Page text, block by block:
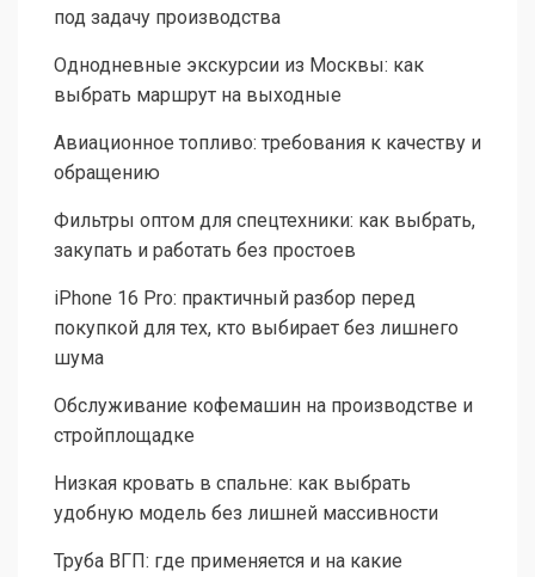
под задачу производства
Однодневные экскурсии из Москвы: как
выбрать маршрут на выходные
Авиационное топливо: требования к качеству и
обращению
Фильтры оптом для спецтехники: как выбрать,
закупать и работать без простоев
iPhone 16 Pro: практичный разбор перед
покупкой для тех, кто выбирает без лишнего
шума
Обслуживание кофемашин на производстве и
стройплощадке
Низкая кровать в спальне: как выбрать
удобную модель без лишней массивности
Труба ВГП: где применяется и на какие